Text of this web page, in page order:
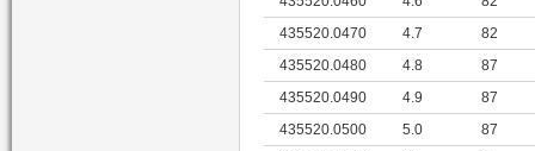
435520.0470
4.7
82
435520.0480
4.8
87
435520.0490
4.9
87
435520.0500
5.0
87